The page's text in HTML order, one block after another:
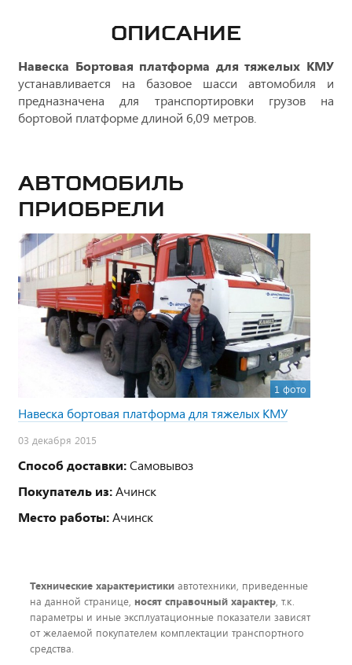
ОПИСАНИЕ
Навеска Бортовая платформа для тяжелых КМУ
устанавливается на базовое шасси автомобиля и
предназначена для транспортировки грузов на
бортовой платформе длиной 6,09 метров.
Автомобиль
приобрели
1 фото
Навеска бортовая платформа для тяжелых КМУ
03 декабря 2015
Способ доставки:Самовывоз
Покупатель из:Ачинск
Место работы:Ачинск
Технические характеристики автотехники, приведенные
на данной странице, носят справочный характер, т.к.
параметры и иные эксплуатационные показатели зависят
от желаемой покупателем комплектации транспортного
средства.